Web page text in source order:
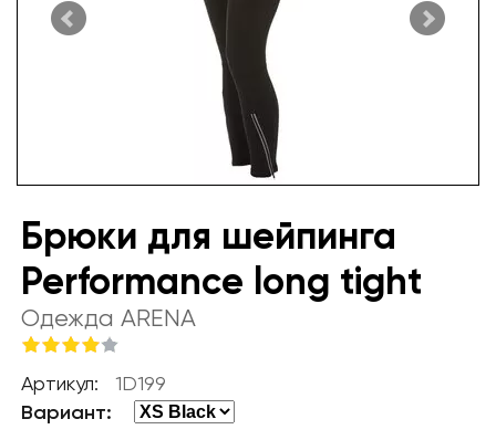
Брюки для шейпинга
Performance long tight
Одежда ARENA
Артикул: 1D199
Вариант: